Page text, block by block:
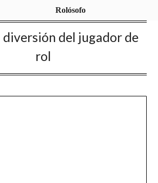
diversión del jugador de
rol
Rolósofo